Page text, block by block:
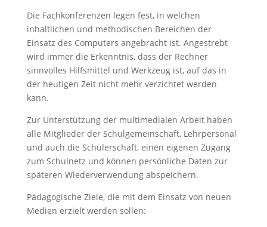
Die Fachkonferenzen legen fest, in welchen
inhaltlichen und methodischen Bereichen der
Einsatz des Computers angebracht ist. Angestrebt
wird immer die Erkenntnis, dass der Rechner
sinnvolles Hilfsmittel und Werkzeug ist, auf das in
der heutigen Zeit nicht mehr verzichtet werden
kann.
Zur Unterstützung der multimedialen Arbeit haben
alle Mitglieder der Schulgemeinschaft, Lehrpersonal
und auch die Schülerschaft, einen eigenen Zugang
zum Schulnetz und können persönliche Daten zur
späteren Wiederverwendung abspeichern.
Pädagogische Ziele, die mit dem Einsatz von neuen
Medien erzielt werden sollen: